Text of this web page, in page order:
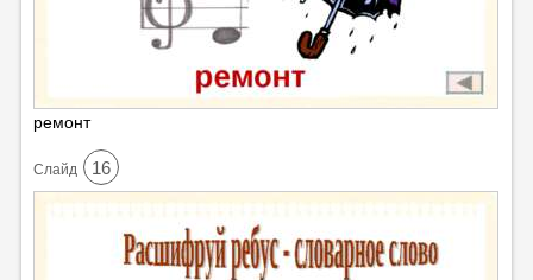
ремонт
Cлайд 16